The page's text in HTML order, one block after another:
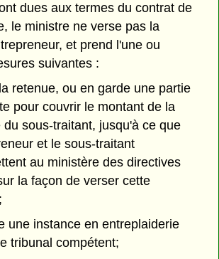
dues aux termes du contrat de
le ministre ne verse pas la
et prend l'une ou
suivantes :
retenue, ou en garde une partie
pour couvrir le montant de la
du sous-traitant, jusqu'à ce que
et le sous-traitant
au ministère des directives
la façon de verser cette
une instance en entreplaiderie
tribunal compétent;